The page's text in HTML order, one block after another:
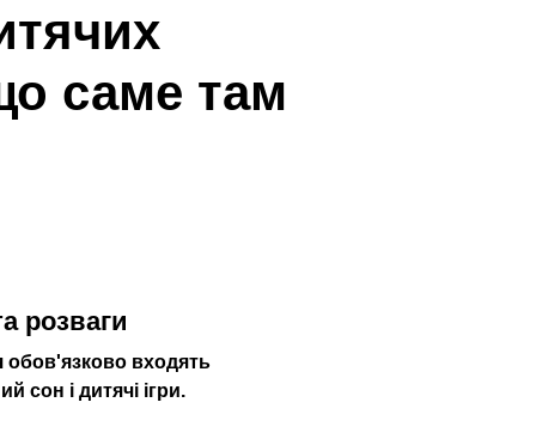
саме там
розваги
обов'язково входять
сон і дитячі ігри.